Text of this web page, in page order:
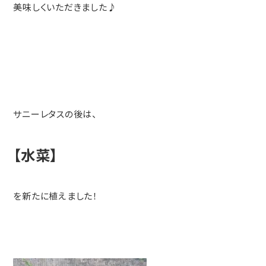
美味しくいただきました♪
サニーレタスの後は、
【水菜】
を新たに植えました！